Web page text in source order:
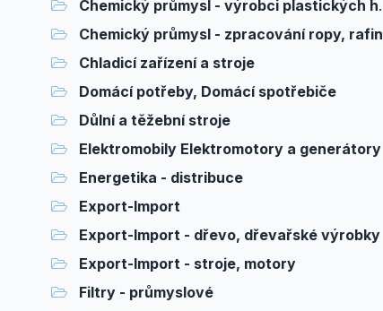
Chemický průmysl - výrobci plastických hmot
Chemický průmysl - zpracování ropy, rafinace
Chladicí zařízení a stroje
Domácí potřeby, Domácí spotřebiče
Důlní a těžební stroje
Elektromobily Elektromotory a generátory
Energetika - distribuce
Export-Import
Export-Import - dřevo, dřevařské výrobky
Export-Import - stroje, motory
Filtry - průmyslové